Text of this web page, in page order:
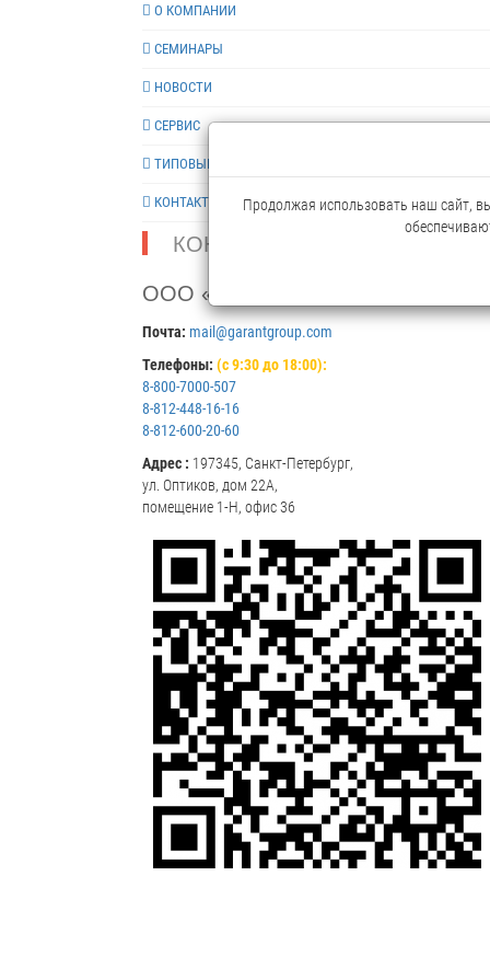
О КОМПАНИИ
СЕМИНАРЫ
НОВОСТИ
СЕРВИС
ТИПОВЫЕ РЕШЕНИЯ
КОНТАКТЫ
КОНТАКТЫ
ООО «ГАРАНТ»
Почта: mail@garantgroup.com
Телефоны: (с 9:30 до 18:00):
8-800-7000-507
8-812-448-16-16
8-812-600-20-60
Адрес : 197345, Санкт-Петербург,
ул. Оптиков, дом 22А,
помещение 1-Н, офис 36
Продолжая использовать наш сайт,